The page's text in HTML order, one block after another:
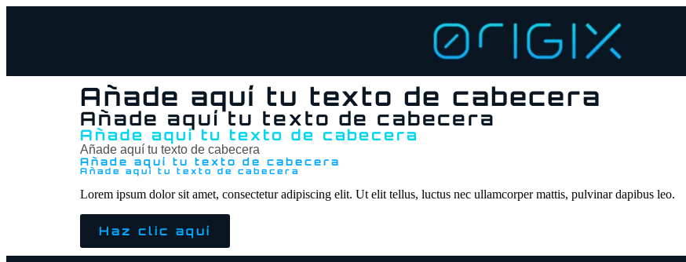
Añade aquí tu texto de cabecera
Añade aquí tu texto de cabecera
Añade aquí tu texto de cabecera
Añade aquí tu texto de cabecera
Añade aquí tu texto de cabecera
Añade aquí tu texto de cabecera
Lorem ipsum dolor sit amet, consectetur adipiscing elit. Ut elit tellus, luctus nec ullamcorper mattis, pulvinar dapibus leo.
Haz clic aquí